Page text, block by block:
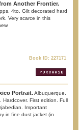
Another Frontier.
4to. Gilt decorated hard
Very scarce in this
Book ID: 227171
Portrait.Albuquerque.
First edition. Full
Important
in fine dust jacket (in